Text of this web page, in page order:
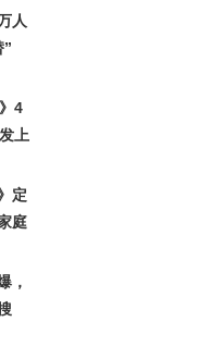
人
4
上
定
庭
，